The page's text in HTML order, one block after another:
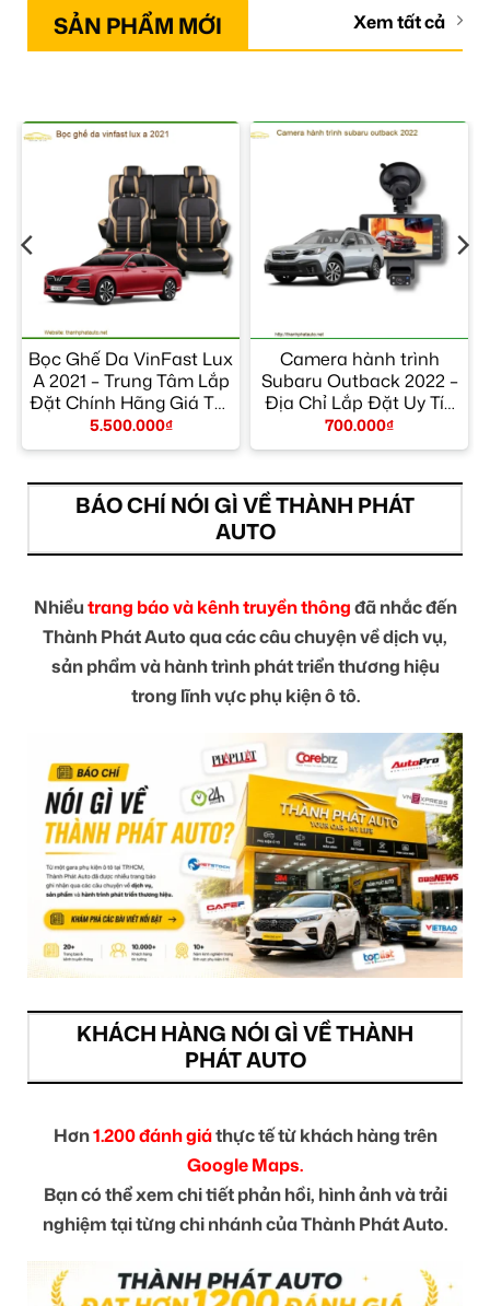
SẢN PHẨM MỚI Xem tất cả
Bọc Ghế Da VinFast Lux
A 2021 – Trung Tâm Lắp
Đặt Chính Hãng Giá Tốt
TPHCM
5.500.000₫
Camera hành trình
Subaru Outback 2022 –
Địa Chỉ Lắp Đặt Uy Tín
TPHCM
700.000₫
BÁO CHÍ NÓI GÌ VỀ THÀNH PHÁT
AUTO
Nhiềutrang báo và kênh truyền thôngđã nhắc đến
Thành Phát Auto qua các câu chuyện về dịch vụ,
sản phẩm và hành trình phát triển thương hiệu
trong lĩnh vực phụ kiện ô tô.
KHÁCH HÀNG NÓI GÌ VỀ THÀNH
PHÁT AUTO
Hơn1.200 đánh giáthực tế từ khách hàng trên
Google Maps.
Bạn có thể xem chi tiết phản hồi, hình ảnh và trải
nghiệm tại từng chi nhánh của Thành Phát Auto.